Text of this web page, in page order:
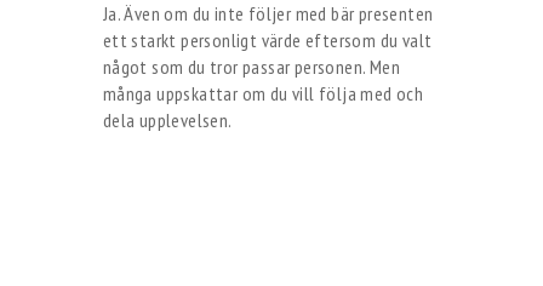
Ja. Även om du inte följer med bär presenten
ett starkt personligt värde eftersom du valt
något som du tror passar personen. Men
många uppskattar om du vill följa med och
dela upplevelsen.